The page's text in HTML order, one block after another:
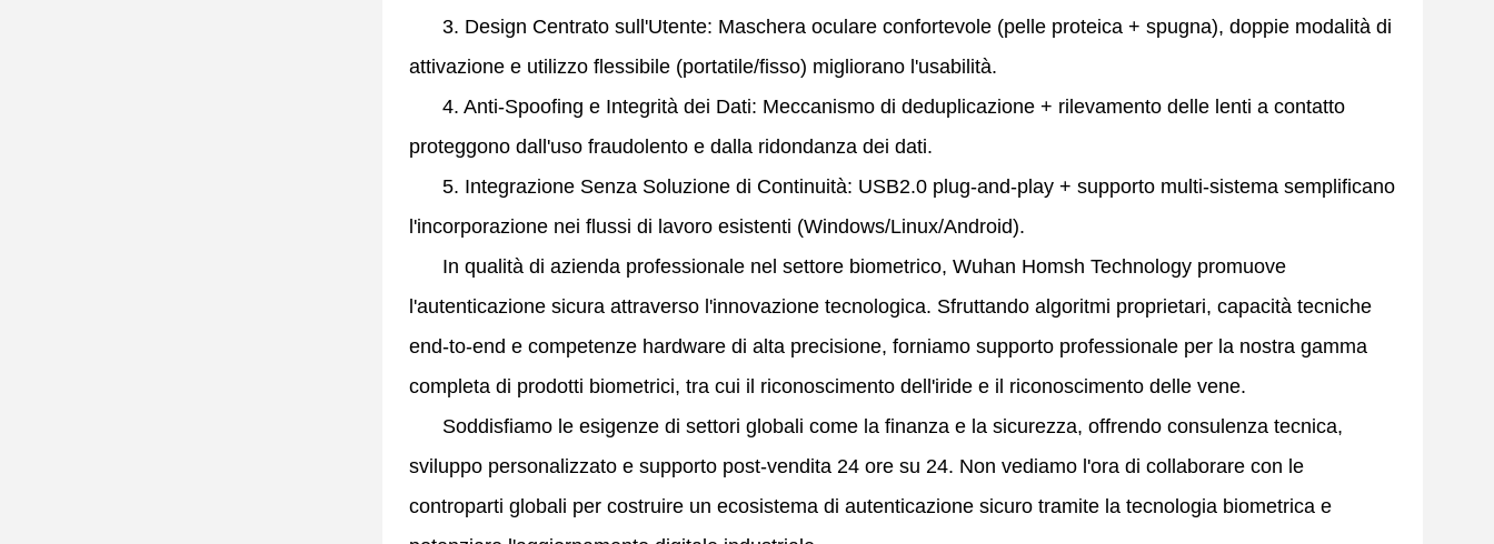
3. Design Centrato sull'Utente: Maschera oculare confortevole (pelle proteica + spugna), doppie modalità di
attivazione e utilizzo flessibile (portatile/fisso) migliorano l'usabilità.
4. Anti-Spoofing e Integrità dei Dati: Meccanismo di deduplicazione + rilevamento delle lenti a contatto
proteggono dall'uso fraudolento e dalla ridondanza dei dati.
5. Integrazione Senza Soluzione di Continuità: USB2.0 plug-and-play + supporto multi-sistema semplificano
l'incorporazione nei flussi di lavoro esistenti (Windows/Linux/Android).
In qualità di azienda professionale nel settore biometrico, Wuhan Homsh Technology promuove
l'autenticazione sicura attraverso l'innovazione tecnologica. Sfruttando algoritmi proprietari, capacità tecniche
end-to-end e competenze hardware di alta precisione, forniamo supporto professionale per la nostra gamma
completa di prodotti biometrici, tra cui il riconoscimento dell'iride e il riconoscimento delle vene.
Soddisfiamo le esigenze di settori globali come la finanza e la sicurezza, offrendo consulenza tecnica,
sviluppo personalizzato e supporto post-vendita 24 ore su 24. Non vediamo l'ora di collaborare con le
controparti globali per costruire un ecosistema di autenticazione sicuro tramite la tecnologia biometrica e